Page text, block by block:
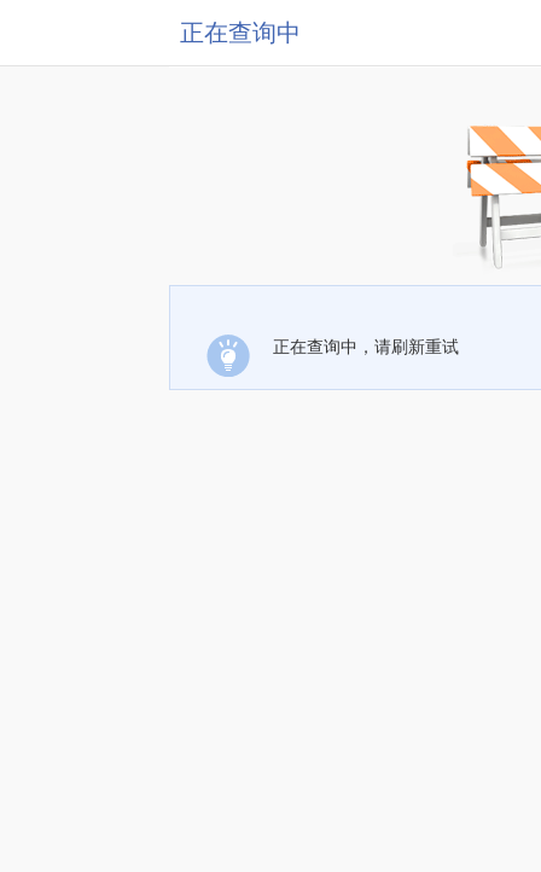
正在查询中
正在查询中，请刷新重试